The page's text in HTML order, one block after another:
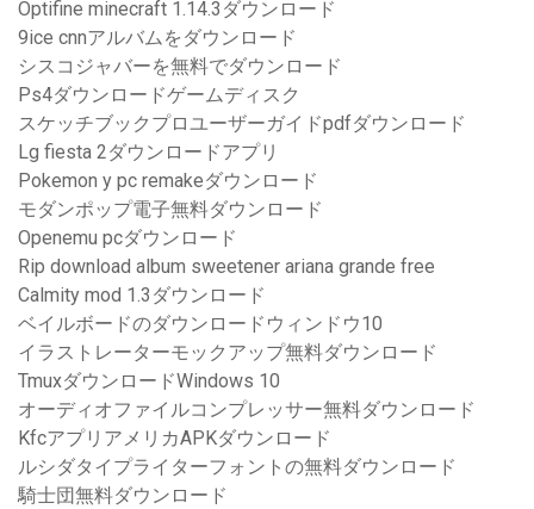
Optifine minecraft 1.14.3ダウンロード
9ice cnnアルバムをダウンロード
シスコジャバーを無料でダウンロード
Ps4ダウンロードゲームディスク
スケッチブックプロユーザーガイドpdfダウンロード
Lg fiesta 2ダウンロードアプリ
Pokemon y pc remakeダウンロード
モダンポップ電子無料ダウンロード
Openemu pcダウンロード
Rip download album sweetener ariana grande free
Calmity mod 1.3ダウンロード
ベイルボードのダウンロードウィンドウ10
イラストレーターモックアップ無料ダウンロード
TmuxダウンロードWindows 10
オーディオファイルコンプレッサー無料ダウンロード
KfcアプリアメリカAPKダウンロード
ルシダタイプライターフォントの無料ダウンロード
騎士団無料ダウンロード